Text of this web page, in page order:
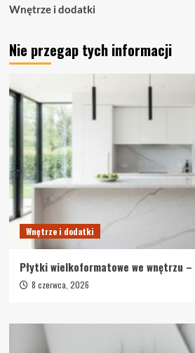
Wnętrze i dodatki
Nie przegap tych informacji
Wnętrze i dodatki
Płytki wielkoformatowe we wnętrzu
8 czerwca, 2026